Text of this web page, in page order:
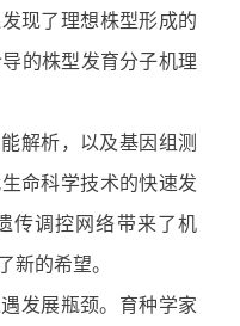
现了理想株型形成的
的株型发育分子机理
解析，以及基因组测
命科学技术的快速发
传调控网络带来了机
新的希望。
发展瓶颈。育种学家